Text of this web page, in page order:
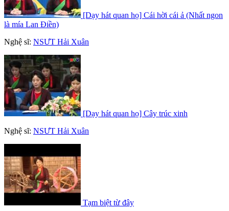
[Dạy hát quan họ] Cái hời cái ả (Nhất ngon
là mía Lan Điền)
Nghệ sĩ: NSƯT Hải Xuân
[Dạy hát quan họ] Cây trúc xinh
Nghệ sĩ: NSƯT Hải Xuân
Tạm biệt từ đây